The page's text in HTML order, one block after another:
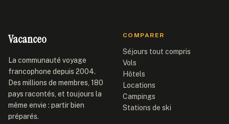
Vacanceo
La communauté voyage
francophone depuis 2004.
Des millions de membres, 180
pays racontés, et toujours la
même envie : partir bien
préparés.
COMPARER
Séjours tout compris
Vols
Hôtels
Locations
Campings
Stations de ski